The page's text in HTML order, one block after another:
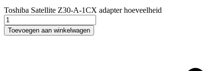
Toshiba Satellite Z30-A-1CX adapter hoeveelheid
Toevoegen aan winkelwagen